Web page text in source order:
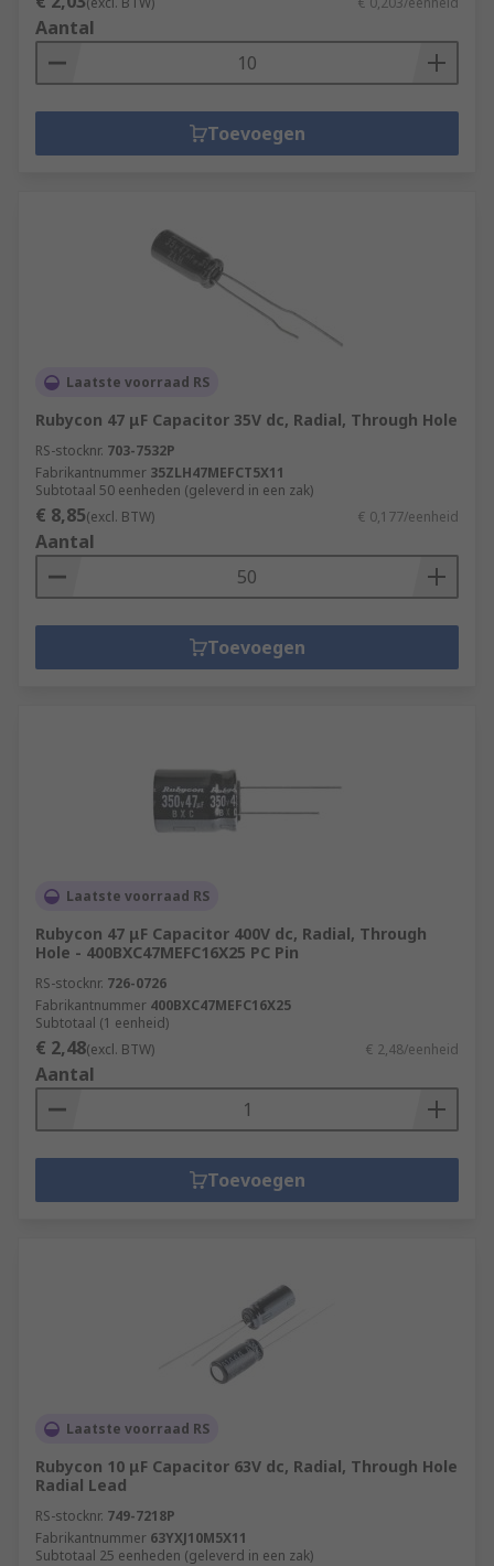
Aantal
Toevoegen
Laatste voorraad RS
Rubycon 47 μF Capacitor 35V dc, Radial, Through Hole
RS-stocknr. 703-7532P
Fabrikantnummer 35ZLH47MEFCT5X11
Subtotaal 50 eenheden (geleverd in een zak)
€ 8,85(excl. BTW) € 0,177/eenheid
Aantal
Toevoegen
Laatste voorraad RS
Rubycon 47 μF Capacitor 400V dc, Radial, Through
Hole - 400BXC47MEFC16X25 PC Pin
RS-stocknr. 726-0726
Fabrikantnummer 400BXC47MEFC16X25
Subtotaal (1 eenheid)
€ 2,48(excl. BTW) € 2,48/eenheid
Aantal
Toevoegen
Laatste voorraad RS
Rubycon 10 μF Capacitor 63V dc, Radial, Through Hole
Radial Lead
RS-stocknr. 749-7218P
Fabrikantnummer 63YXJ10M5X11
Subtotaal 25 eenheden (geleverd in een zak)